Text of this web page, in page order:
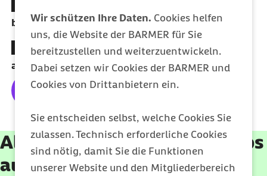
Wir schützen Ihre Daten. Cookies helfen
uns, die Website der BARMER für Sie
bereitzustellen und weiterzuentwickeln.
Dabei setzen wir Cookies der BARMER und
Cookies von Drittanbietern ein.
Sie entscheiden selbst, welche Cookies Sie
zulassen. Technisch erforderliche Cookies
sind nötig, damit Sie die Funktionen
unserer Website und den Mitgliederbereich
beachten?
Was ändert sich 2026 steuer- und
arbeitsrechtlich?
Jetzt informieren
Alle Seminare und Workshops
auf einen Blick